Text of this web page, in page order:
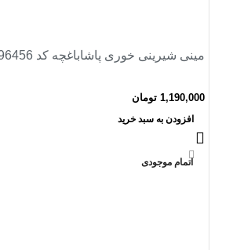
مینی شیرینی خوری پاشاباغچه کد 96456
1,190,000 تومان
افزودن به سبد خرید
اتمام موجودی